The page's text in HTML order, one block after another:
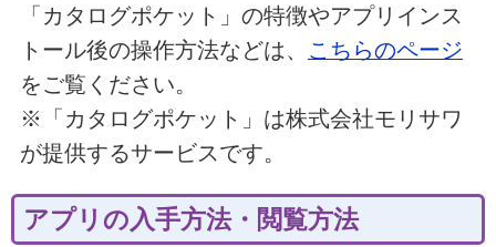
「カタログポケット」の特徴やアプリインス
トール後の操作方法などは、 こちらのページ
をご覧ください。
※「カタログポケット」は株式会社モリサワ
が提供するサービスです。
アプリの入手方法・閲覧方法